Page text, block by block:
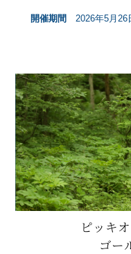
開催期間
2026年5月
ピッキ
ゴー